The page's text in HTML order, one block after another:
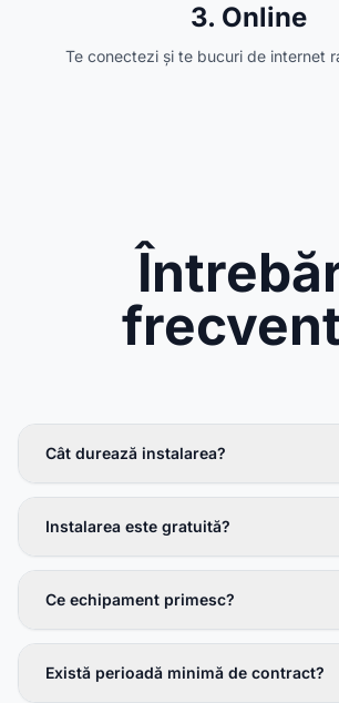
3. Online
Te conectezi și te bucuri de internet
Cât durează instalarea?
Instalarea este gratuită?
Ce echipament primesc?
Există perioadă minimă de contract?